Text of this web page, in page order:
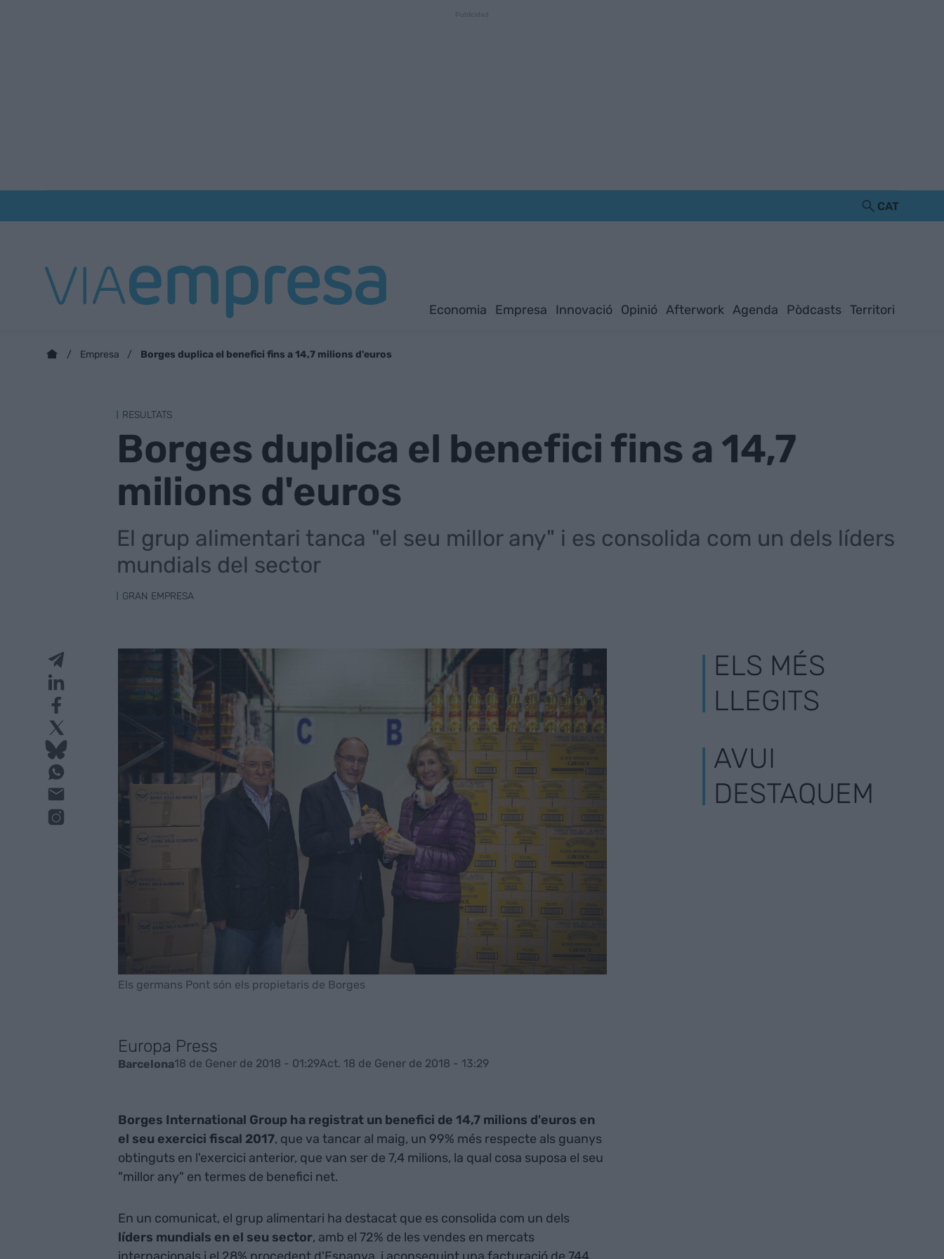
CAT
Economia Empresa Innovació Opinió Afterwork Agenda Pòdcasts Territori
Empresa Borges duplica el benefici fins a 14,7 milions d'euros
RESULTATS
Borges duplica el benefici fins a 14,7
milions d'euros
El grup alimentari tanca "el seu millor any" i es consolida com un dels líders
mundials del sector
GRAN EMPRESA
Els germans Pont són els propietaris de Borges
Europa Press
Barcelona18 de Gener de 2018 - 01:29Act. 18 de Gener de 2018 - 13:29
Borges International Group ha registrat un benefici de 14,7 milions d'euros en
el seu exercici fiscal 2017, que va tancar al maig, un 99% més respecte als guanys
obtinguts en l'exercici anterior, que van ser de 7,4 milions, la qual cosa suposa el seu
"millor any" en termes de benefici net.
En un comunicat, el grup alimentari ha destacat que es consolida com un dels
líders mundials en el seu sector, amb el 72% de les vendes en mercats
ELS MÉS
LLEGITS
AVUI
DESTAQUEM